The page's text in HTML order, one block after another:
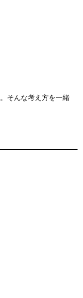
そんな考え方を一緒